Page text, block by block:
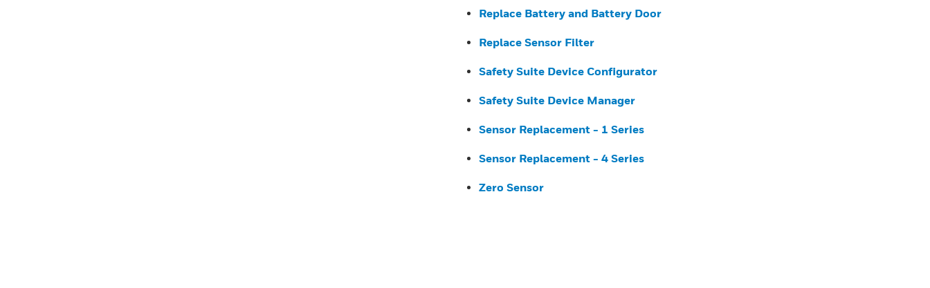
Replace Battery and Battery Door
Replace Sensor Filter
Safety Suite Device Configurator
Safety Suite Device Manager
Sensor Replacement - 1 Series
Sensor Replacement - 4 Series
Zero Sensor